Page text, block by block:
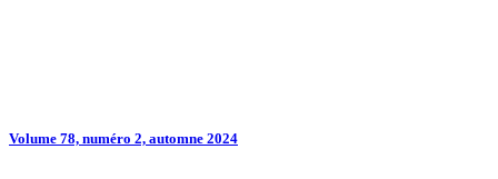
Volume 78, numéro 2, automne 2024